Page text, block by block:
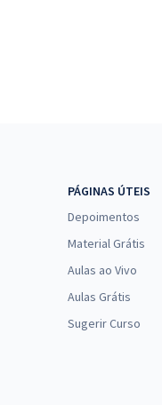
PÁGINAS ÚTEIS
Depoimentos
Material Grátis
Aulas ao Vivo
Aulas Grátis
Sugerir Curso